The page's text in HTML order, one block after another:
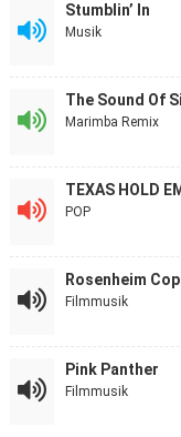
Stumblin’ In
Musik
The Sound Of
Marimba Remix
TEXAS HOLD EM
POP
Rosenheim
Filmmusik
Pink Panther
Filmmusik